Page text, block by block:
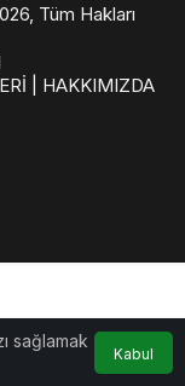
sağlamak
Kabul
Tüm Hakları
| HAKKIMIZDA